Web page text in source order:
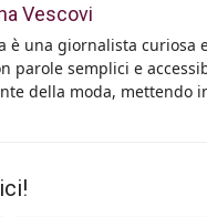
Vescovi
è una giornalista curiosa
parole semplici e
della moda, mettendo